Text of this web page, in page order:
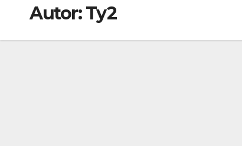
Autor:Ty2